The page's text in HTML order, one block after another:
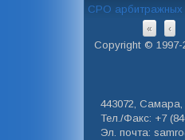
СТРАНИЦЫ
« ‹
СРО арбитражных
Copyright © 1997-
443072, Самара,
Тел./Факс: +7
Эл. почта: